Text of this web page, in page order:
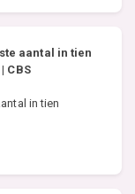
aantal in tien
CBS
in tien